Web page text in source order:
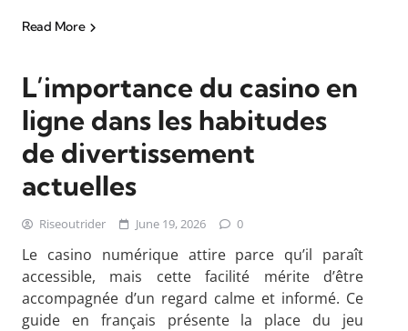
Read More
L’importance du casino en
ligne dans les habitudes
de divertissement
actuelles
Riseoutrider June 19, 2026 0
Le casino numérique attire parce qu’il paraît
accessible, mais cette facilité mérite d’être
accompagnée d’un regard calme et informé. Ce
guide en français présente la place du jeu